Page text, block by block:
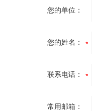
您的单位：
您的姓名：
联系电话：
常用邮箱：